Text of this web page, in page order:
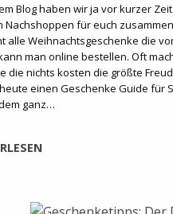
Blog haben wir ja vor kurzer
Nachshoppen für euch
alle Weihnachtsgeschenke die
man online bestellen. Oft
die nichts kosten die größte
heute einen Geschenke Guide für
ganz…